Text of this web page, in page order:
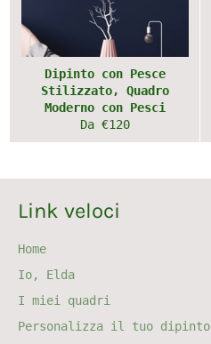
Dipinto con Pesce
Stilizzato, Quadro
Moderno con Pesci
Da €120
Link veloci
Home
Io, Elda
I miei quadri
Personalizza il tuo dipinto